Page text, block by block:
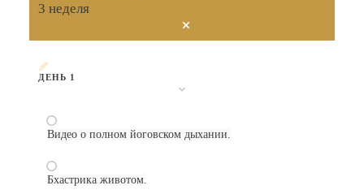
3 неделя
ДЕНЬ 1
Видео о полном йоговском дыхании.
Бхастрика животом.